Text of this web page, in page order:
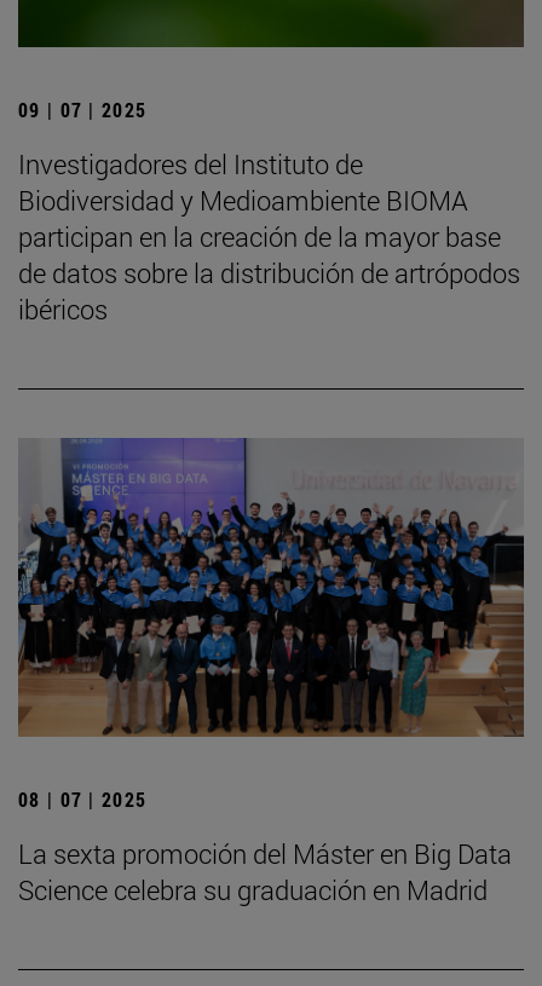
09 | 07 | 2025
Investigadores del Instituto de
Biodiversidad y Medioambiente BIOMA
participan en la creación de la mayor base
de datos sobre la distribución de artrópodos
ibéricos
08 | 07 | 2025
La sexta promoción del Máster en Big Data
Science celebra su graduación en Madrid